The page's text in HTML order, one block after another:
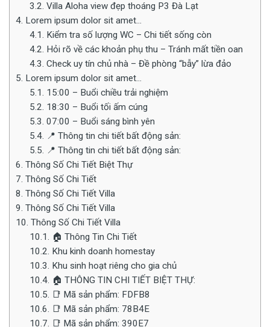
3.2. Villa Aloha view đẹp thoáng P3 Đà Lạt
4. Lorem ipsum dolor sit amet...
4.1. Kiểm tra số lượng WC – Chi tiết sống còn
4.2. Hỏi rõ về các khoản phụ thu – Tránh mất tiền oan
4.3. Check uy tín chủ nhà – Đề phòng “bẫy” lừa đảo
5. Lorem ipsum dolor sit amet...
5.1. 15:00 – Buổi chiều trải nghiệm
5.2. 18:30 – Buổi tối ấm cúng
5.3. 07:00 – Buổi sáng bình yên
5.4. 📍 Thông tin chi tiết bất động sản:
5.5. 📍 Thông tin chi tiết bất động sản:
6. Thông Số Chi Tiết Biệt Thự
7. Thông Số Chi Tiết
8. Thông Số Chi Tiết Villa
9. Thông Số Chi Tiết Villa
10. Thông Số Chi Tiết Villa
10.1. 🏠 Thông Tin Chi Tiết
10.2. Khu kinh doanh homestay
10.3. Khu sinh hoạt riêng cho gia chủ
10.4. 🏠 THÔNG TIN CHI TIẾT BIỆT THỰ:
10.5. 📑 Mã sản phẩm: FDFB8
10.6. 📑 Mã sản phẩm: 78B4E
10.7. 📑 Mã sản phẩm: 390E7